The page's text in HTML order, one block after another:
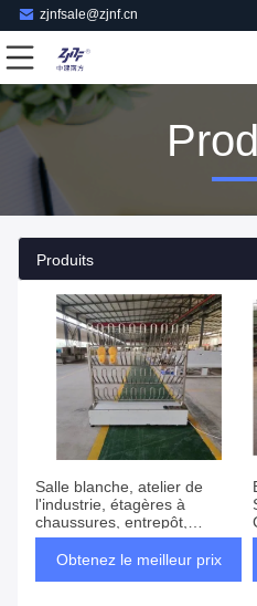
zjnfsale@zjnf.cn
Produits
Salle blanche, atelier de
l'industrie, étagères à
chaussures, entrepôt,
conception SUS304 avec
alimentation 2.2kw
Obtenez le meilleur prix